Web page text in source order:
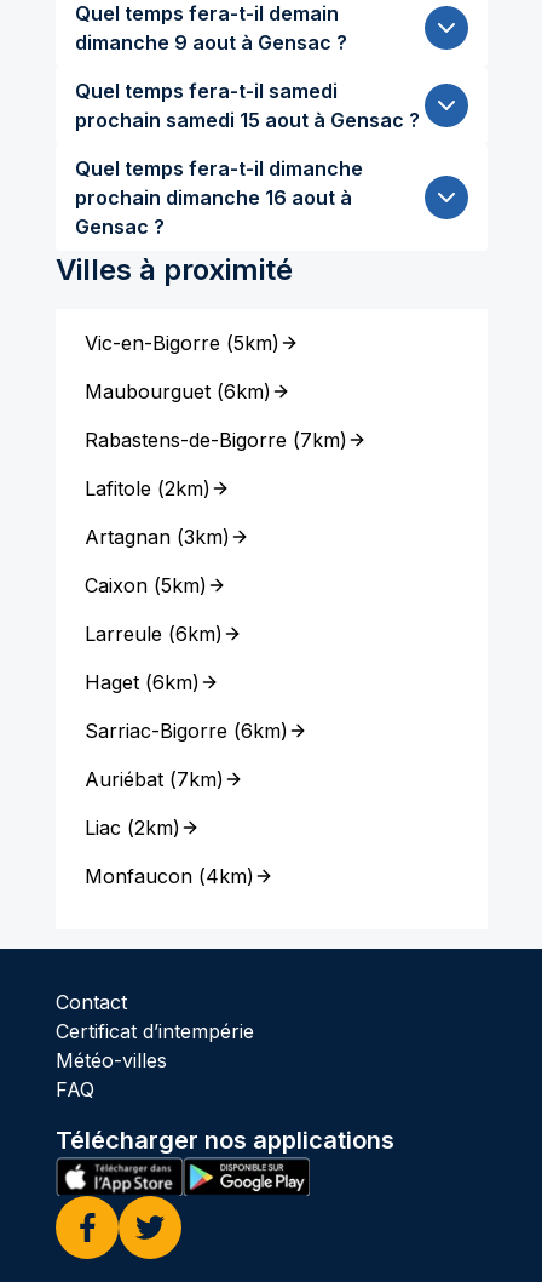
Quel temps fera-t-il demain
dimanche 9 aout à Gensac ?
Quel temps fera-t-il samedi
prochain samedi 15 aout à Gensac ?
Quel temps fera-t-il dimanche
prochain dimanche 16 aout à
Gensac ?
Villes à proximité
Vic-en-Bigorre(5km)
Maubourguet(6km)
Rabastens-de-Bigorre(7km)
Lafitole(2km)
Artagnan(3km)
Caixon(5km)
Larreule(6km)
Haget(6km)
Sarriac-Bigorre(6km)
Auriébat(7km)
Liac (2km)
Monfaucon(4km)
Contact
Certificat d’intempérie
Météo-villes
FAQ
Télécharger nos applications
Facebook
Twitter